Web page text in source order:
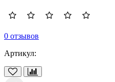
0 отзывов
Артикул: